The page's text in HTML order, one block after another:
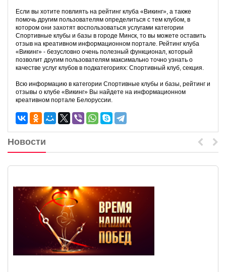
Если вы хотите повлиять на рейтинг клуба «Викинг», а также
помочь другим пользователям определиться с тем клубом, в
котором они захотят воспользоваться услугами категории
Спортивные клубы и базы в городе Минск, то вы можете оставить
отзыв на креативном информационном портале. Рейтинг клуба
«Викинг» - безусловно очень полезный функционал, который
позволит другим пользователям максимально точно узнать о
качестве услуг клубов в подкатегориях: Спортивный клуб, секция.
Всю информацию в категории Спортивные клубы и базы, рейтинг и
отзывы о клубе «Викинг» Вы найдете на информационном
креативном портале Белоруссии.
Новости